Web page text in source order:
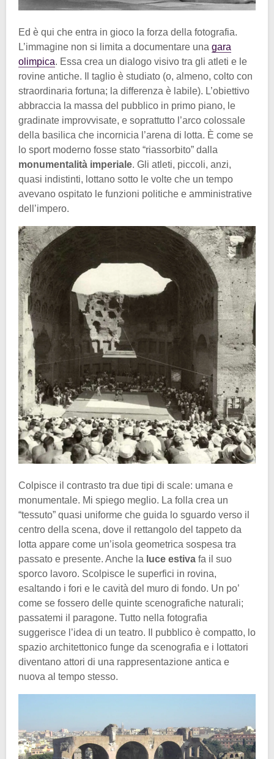
Ed è qui che entra in gioco la forza della fotografia.
L’immagine non si limita a documentare una gara
olimpica. Essa crea un dialogo visivo tra gli atleti e le
rovine antiche. Il taglio è studiato (o, almeno, colto con
straordinaria fortuna; la differenza è labile). L’obiettivo
abbraccia la massa del pubblico in primo piano, le
gradinate improvvisate, e soprattutto l’arco colossale
della basilica che incornicia l’arena di lotta. È come se
lo sport moderno fosse stato “riassorbito” dalla
monumentalità imperiale. Gli atleti, piccoli, anzi,
quasi indistinti, lottano sotto le volte che un tempo
avevano ospitato le funzioni politiche e amministrative
dell’impero.
Colpisce il contrasto tra due tipi di scale: umana e
monumentale. Mi spiego meglio. La folla crea un
“tessuto” quasi uniforme che guida lo sguardo verso il
centro della scena, dove il rettangolo del tappeto da
lotta appare come un’isola geometrica sospesa tra
passato e presente. Anche la luce estiva fa il suo
sporco lavoro. Scolpisce le superfici in rovina,
esaltando i fori e le cavità del muro di fondo. Un po’
come se fossero delle quinte scenografiche naturali;
passatemi il paragone. Tutto nella fotografia
suggerisce l’idea di un teatro. Il pubblico è compatto, lo
spazio architettonico funge da scenografia e i lottatori
diventano attori di una rappresentazione antica e
nuova al tempo stesso.